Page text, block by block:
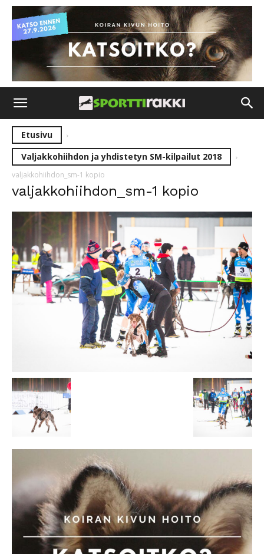
Etusivu
Valjakkohiihdon ja yhdistetyn SM-kilpailut 2018
valjakkohiihdon_sm-1 kopio
valjakkohiihdon_sm-1 kopio